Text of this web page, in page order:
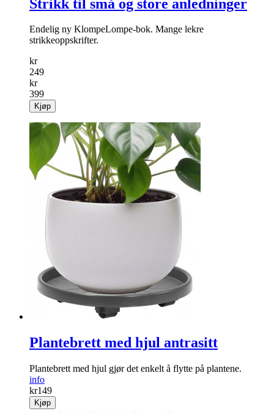
Strikk til små og store anledninger
Endelig ny KlompeLompe-bok. Mange lekre
strikkeoppskrifter.
kr
249
kr
399
Kjøp
Plantebrett med hjul antrasitt
Plantebrett med hjul gjør det enkelt å flytte på plantene.
info
kr149
Kjøp